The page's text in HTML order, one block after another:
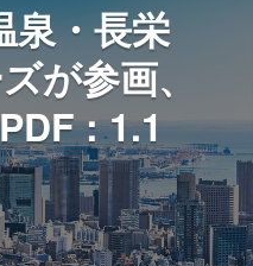
泉・長栄
が参画、
: 1.1